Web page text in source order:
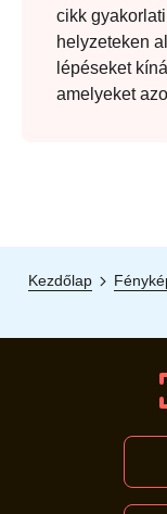
cikk
helyzeteken
lépéseket
amelyeket
Kezdőlap